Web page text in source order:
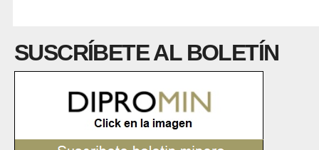
SUSCRÍBETE AL BOLETÍN